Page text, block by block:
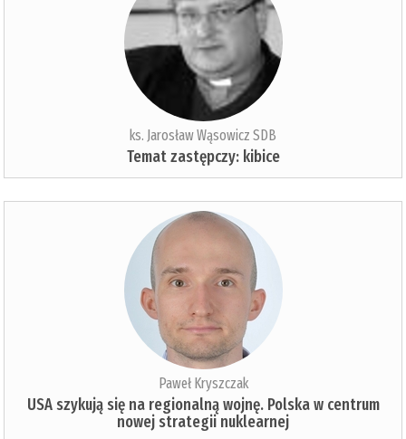
ks. Jarosław Wąsowicz SDB
Temat zastępczy: kibice
Paweł Kryszczak
USA szykują się na regionalną wojnę. Polska w centrum
nowej strategii nuklearnej